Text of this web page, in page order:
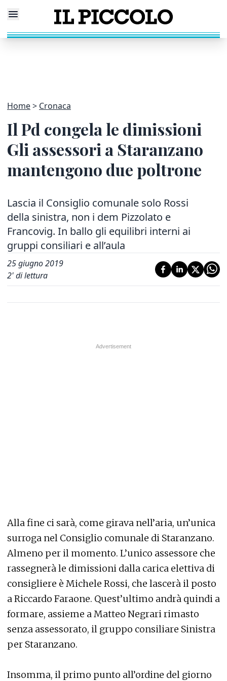
Home Cronaca
Il Pd congela le dimissioni
Gli assessori a Staranzano
mantengono due poltrone
Lascia il Consiglio comunale solo Rossi
della sinistra, non i dem Pizzolato e
Francovig. In ballo gli equilibri interni ai
gruppi consiliari e all’aula
25 giugno 2019
2' di lettura
Alla fine ci sarà, come girava nell’aria, un’unica
surroga nel Consiglio comunale di Staranzano.
Almeno per il momento. L’unico assessore che
rassegnerà le dimissioni dalla carica elettiva di
consigliere è Michele Rossi, che lascerà il posto
a Riccardo Faraone. Quest’ultimo andrà quindi a
formare, assieme a Matteo Negrari rimasto
senza assessorato, il gruppo consiliare Sinistra
per Staranzano.
Insomma, il primo punto all’ordine del giorno